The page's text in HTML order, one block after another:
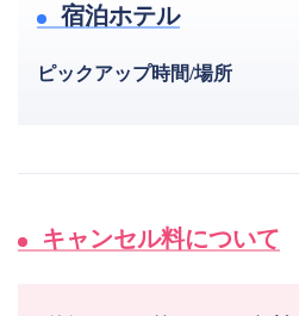
宿泊ホテル
ピックアップ時間/場所
キャンセル料について